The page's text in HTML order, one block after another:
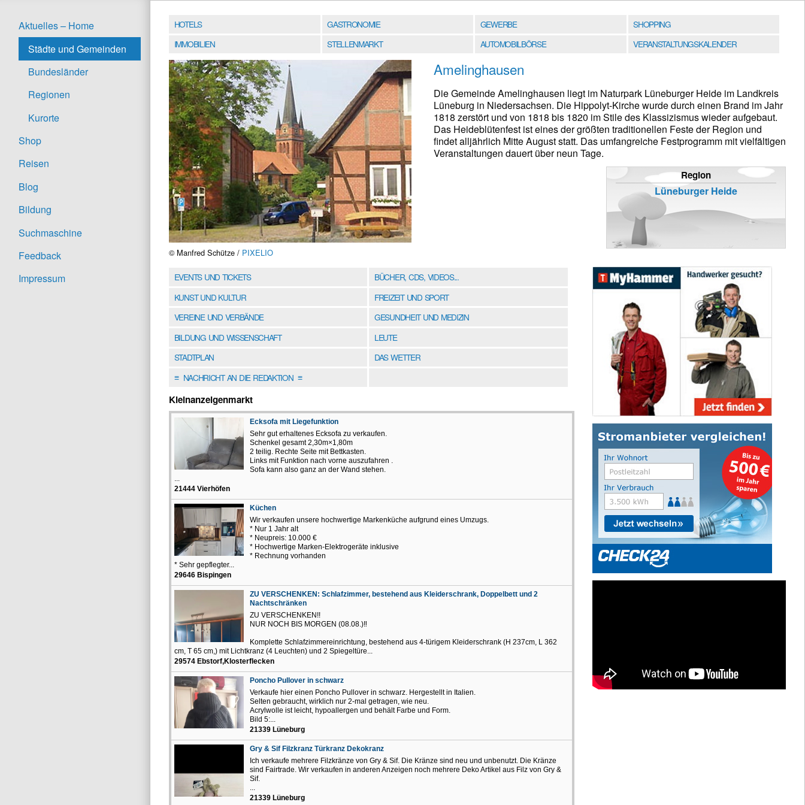
Aktuelles – Home
Städte und Gemeinden
Bundesländer
Regionen
Kurorte
Shop
Reisen
Blog
Bildung
Suchmaschine
Feedback
Impressum
HOTELS GASTRONOMIE GEWERBE
SHOPPING
IMMOBILIEN
STELLENMARKT AUTOMOBILBÖRSE VERANSTALTUNGSKALENDER
© Manfred Schütze / PIXELIO
Amelinghausen
Die Gemeinde Amelinghausen liegt im Naturpark Lüneburger Heide im Landkreis
Lüneburg in Niedersachsen. Die Hippolyt-Kirche wurde durch einen Brand im Jahr
1818 zerstört und von 1818 bis 1820 im Stile des Klassizismus wieder aufgebaut.
Das Heideblütenfest ist eines der größten traditionellen Feste der Region und
findet alljährlich Mitte August statt. Das umfangreiche Festprogramm mit vielfältigen
Veranstaltungen dauert über neun Tage.
Region
Lüneburger Heide
EVENTS UND TICKETS
BÜCHER, CDS, VIDEOS...
KUNST UND KULTUR
FREIZEIT UND SPORT
VEREINE UND VERBÄNDE
GESUNDHEIT UND MEDIZIN
BILDUNG UND WISSENSCHAFT
LEUTE
STADTPLAN
DAS WETTER
≡NACHRICHT AN DIE REDAKTION≡
Kleinanzeigenmarkt
Ecksofa mit Liegefunktion
Sehr gut erhaltenes Ecksofa zu verkaufen.
Schenkel gesamt 2,30m×1,80m
2 teilig. Rechte Seite mit Bettkasten.
Links mit Funktion nach vorne auszufahren .
Sofa kann also ganz an der Wand stehen.
21444 Vierhöfen
Küchen
Wir verkaufen unsere hochwertige Markenküche aufgrund eines Umzugs.
* Nur 1 Jahr alt
* Neupreis: 10.000 €
* Hochwertige Marken-Elektrogeräte inklusive
* Rechnung vorhanden
* Sehr gepflegter...
29646 Bispingen
ZU VERSCHENKEN: Schlafzimmer, bestehend aus Kleiderschrank, Doppelbett und 2
Nachtschränken
ZU VERSCHENKEN!!
NUR NOCH BIS MORGEN (08.08.)‼️
Komplette Schlafzimmereinrichtung, bestehend aus 4-türigem Kleiderschrank (H 237cm, L 362
cm, T 65 cm,) mit Lichtkranz (4 Leuchten) und 2 Spiegeltüre...
29574 Ebstorf,Klosterflecken
Poncho Pullover in schwarz
Verkaufe hier einen Poncho Pullover in schwarz. Hergestellt in Italien.
Selten gebraucht, wirklich nur 2-mal getragen, wie neu.
Acrylwolle ist leicht, hypoallergen und behält Farbe und Form.
Bild 5:...
21339 Lüneburg
Gry & Sif Filzkranz Türkranz Dekokranz
Ich verkaufe mehrere Filzkränze von Gry & Sif. Die Kränze sind neu und unbenutzt. Die Kränze
sind Fairtrade. Wir verkaufen in anderen Anzeigen noch mehrere Deko Artikel aus Filz von Gry &
Sif.
21339 Lüneburg